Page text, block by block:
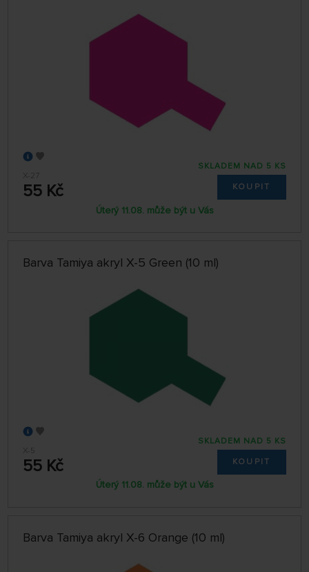
X-27
55 Kč
SKLADEM NAD 5 KS
KOUPIT
Úterý 11.08. může být u Vás
Barva Tamiya akryl X-5 Green (10 ml)
X-5
55 Kč
SKLADEM NAD 5 KS
KOUPIT
Úterý 11.08. může být u Vás
Barva Tamiya akryl X-6 Orange (10 ml)